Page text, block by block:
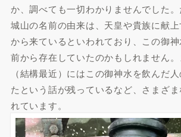
か、調べても一切わかりませんでした
城山の名前の由来は、天皇や貴族に献上
から来ているといわれており、この御
前から存在していたのかもしれません
（結構最近）にはこの御神水を飲んだ
たという話が残っているなど、さまざ
れています。